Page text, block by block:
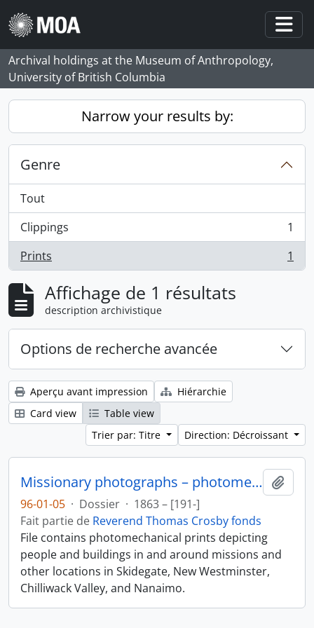
Skip to main content
Archival holdings at the Museum of Anthropology,
University of British Columbia
Narrow your results by:
Genre
Tout
Clippings
, 1 résultats
1
Prints
, 1 résultats 1
Affichage de 1 résultats
description archivistique
Options de recherche avancée
Aperçu avant impression
Hiérarchie
Card view
Table view
Trier par: Titre
Direction: Décroissant
Missionary photographs – photomechanical
96-01-05 · Dossier · 1863 – [191-]
Fait partie de Reverend Thomas Crosby fonds
File contains photomechanical prints depicting
people and buildings in and around missions and
other locations in Skidegate, New Westminster,
Chilliwack Valley, and Nanaimo.